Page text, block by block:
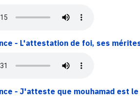
- L'attestation de foi, ses
- J'atteste que mouhamad est